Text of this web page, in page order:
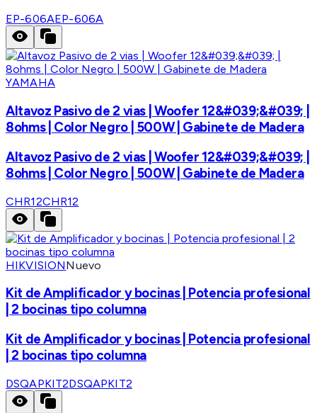
EP-606AEP-606A
YAMAHA
Altavoz Pasivo de 2 vias | Woofer 12&#039;&#039; |
8ohms | Color Negro | 500W | Gabinete de Madera
Altavoz Pasivo de 2 vias | Woofer 12&#039;&#039; |
8ohms | Color Negro | 500W | Gabinete de Madera
CHR12CHR12
HIKVISIONNuevo
Kit de Amplificador y bocinas | Potencia profesional
| 2 bocinas tipo columna
Kit de Amplificador y bocinas | Potencia profesional
| 2 bocinas tipo columna
DSQAPKIT2DSQAPKIT2